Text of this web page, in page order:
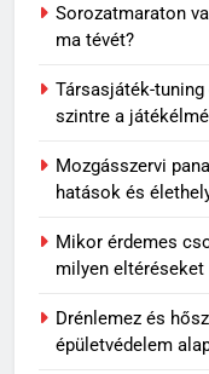
Sorozatmaraton
ma tévét?
Társasjáték-
szintre a
Mozgásszervi
hatások és
Mikor érdemes
milyen
Drénlemez és
épületvédelem
8